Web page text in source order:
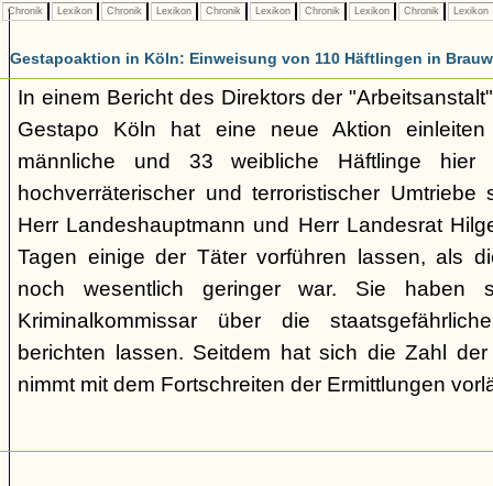
Chronik Lexikon Chronik Lexikon Chronik Lexikon Chronik Lexikon Chronik Lexikon
Gestapoaktion in Köln: Einweisung von 110 Häftlingen in
In einem Bericht des Direktors der
Gestapo Köln hat eine neue Aktion
männliche und 33 weibliche Häftlinge hier
hochverräterischer und terroristischer Umtriebe
Herr Landeshauptmann und Herr Landesrat
Tagen einige der Täter vorführen lassen, als
noch wesentlich geringer war. Sie haben
Kriminalkommissar über die
berichten lassen. Seitdem hat sich die Zahl
nimmt mit dem Fortschreiten der Ermittlungen